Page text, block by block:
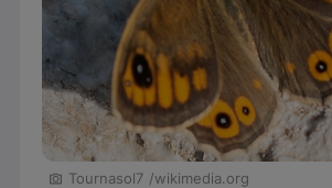
Tournasol7 /wikimedia.org